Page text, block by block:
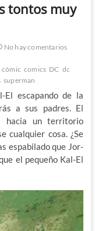
tontos muy
No hay comentarios
cómic comics DC dc
superman
El escapando de la
a sus padres. El
hacia un territorio
cualquier cosa. ¿Se
espabilado que Jor-
el pequeño Kal-El